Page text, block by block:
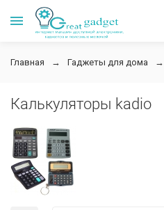
Главная Гаджеты для дома
Калькуляторы kadio